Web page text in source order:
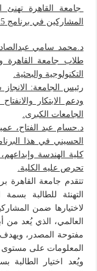
جامعة القاهرة تهنئ
المشاركين في برنامج Google Summer of Code 2025
د.محمد سامي
طلاب جامعة القاهرة
التكنولوجية والبحثية.
رئيس الجامعة: الانجاز
ودعم الابتكار
الجامعات الكبرى.
د.حسام عبد الفتاح،
الحسيني في هذا
كلية الهندسة
تحرص عليه الكلية.
تتقدم جامعة القاهرة
التهنئة للطالبة
العالمي، الذي يُعد من
مفتوحة المصدر، ويهدف
المعلومات على مستوى
ويُعد اختيار الطالبة